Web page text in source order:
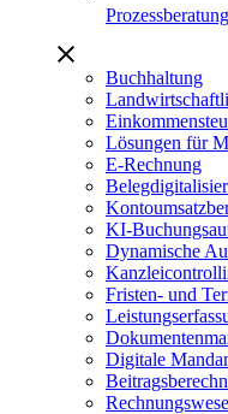
Buchhaltung
Lösungen für
E-Rechnung
KI-
Dynamische
Fristen- und
Digitale